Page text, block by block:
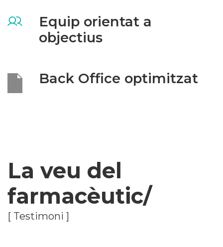
Equip orientat a
objectius
Back Office optimitzat
La veu del
farmacèutic/
[ Testimoni ]